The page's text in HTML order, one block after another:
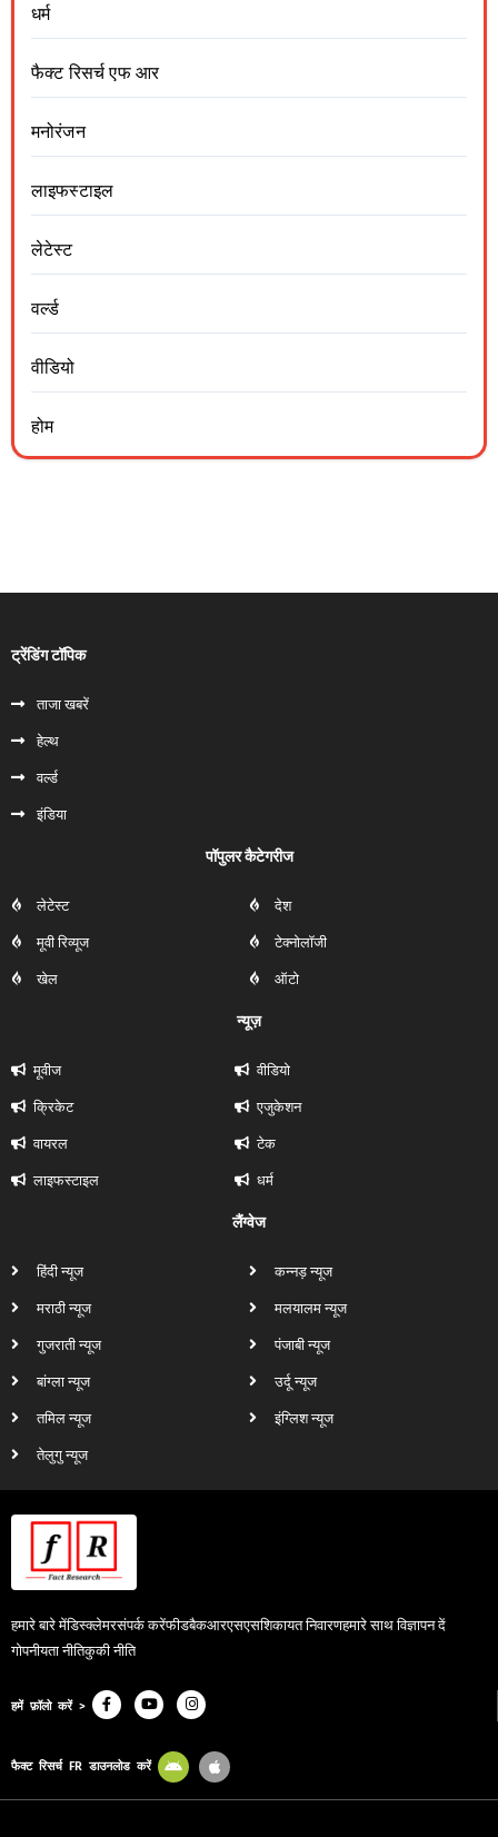
धर्म
फैक्ट रिसर्च एफ आर
मनोरंजन
लाइफस्टाइल
लेटेस्ट
वर्ल्ड
वीडियो
होम
ट्रेंडिंग टॉपिक
ताजा खबरें
हेल्‍थ
वर्ल्ड
इंडिया
पॉपुलर कैटेगरीज
लेटेस्ट
मूवी रिव्यूज
खेल
देश
टेक्नोलॉजी
ऑटो
न्यूज़
मूवीज
क्रिकेट
वायरल
लाइफस्टाइल
वीडियो
एजुकेशन
टेक
धर्म
लैंग्वेज
हिंदी न्यूज
मराठी न्यूज
गुजराती न्यूज
बांग्ला न्यूज
तमिल न्यूज
तेलुगु न्यूज
कन्नड़ न्यूज
मलयालम न्यूज
पंजाबी न्यूज
उर्दू न्यूज
इंग्लिश न्यूज
हमारे बारे मेंडिस्क्लेमरसंपर्क करेंफीडबैकआरएसएसशिकायत निवारणहमारे साथ विज्ञापन दें
गोपनीयता नीतिकुकी नीति
हमें फ़ॉलो करें >
फैक्ट रिसर्च FR डाउनलोड करें